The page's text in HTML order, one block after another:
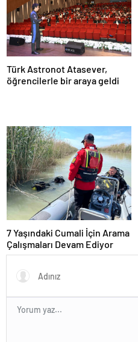
Türk Astronot Atasever,
öğrencilerle bir araya geldi
7 Yaşındaki Cumali İçin Arama
Çalışmaları Devam Ediyor